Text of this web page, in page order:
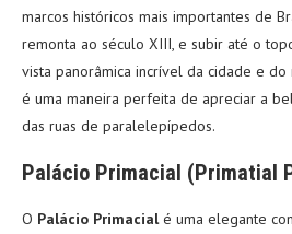
marcos históricos mais importantes de
remonta ao século XIII, e subir até o
vista panorâmica incrível da cidade e do
é uma maneira perfeita de apreciar a
das ruas de paralelepípedos.
Palácio Primacial (Primatial
O Palácio Primacialé uma elegante